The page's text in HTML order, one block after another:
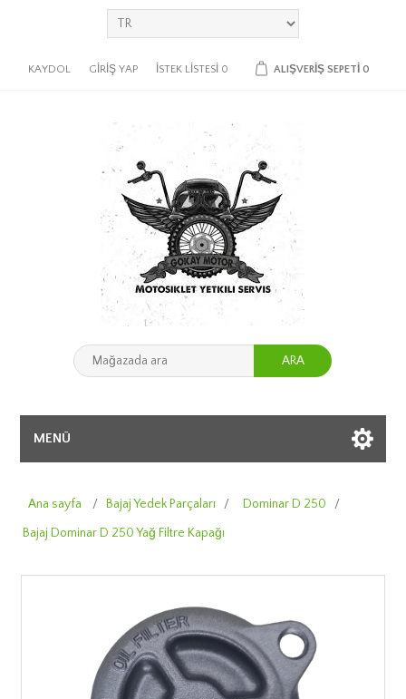
KAYDOL GIRIŞ YAP İSTEK LISTESI 0 ALIŞVERIŞ SEPETI 0
ARA
MENÜ
Ana sayfa / Bajaj Yedek Parçaları / Dominar D 250
/
Bajaj Dominar D 250 Yağ Filtre Kapağı